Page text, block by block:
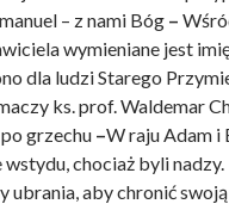
– z nami Bóg –
wymieniane jest
dla ludzi Starego
ks. prof. Waldemar
grzechu –W raju Adam i
chociaż byli
ubrania, aby chronić